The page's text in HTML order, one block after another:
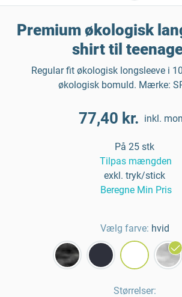
Premium økologisk
shirt til
Regular fit økologisk longsleeve i
økologisk bomuld. Mærke:
77,40 kr. inkl.
På 25 stk
Tilpas mængden
exkl. tryk/stick
Beregne Min Pris
Vælg farve: hvid
Størrelser: